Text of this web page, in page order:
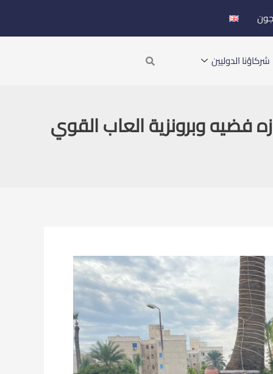
شركاؤنا الدوليين Search
فضيه وبرونزية العاب القوي